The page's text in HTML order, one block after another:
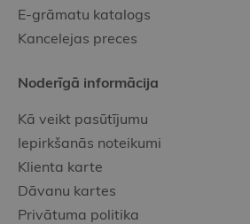
E-grāmatu katalogs
Kancelejas preces
Noderīgā informācija
Kā veikt pasūtījumu
Iepirkšanās noteikumi
Klienta karte
Dāvanu kartes
Privātuma politika